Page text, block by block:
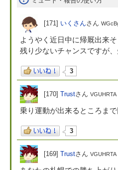
[171] いくさんさん
ようやく近日中に帰厩出来そ
残り少ないチャンスですが
3
[170] Trustさん VGUHRTA
乗り運動が出来るところま
3
[169] Trustさん VGUHRTA